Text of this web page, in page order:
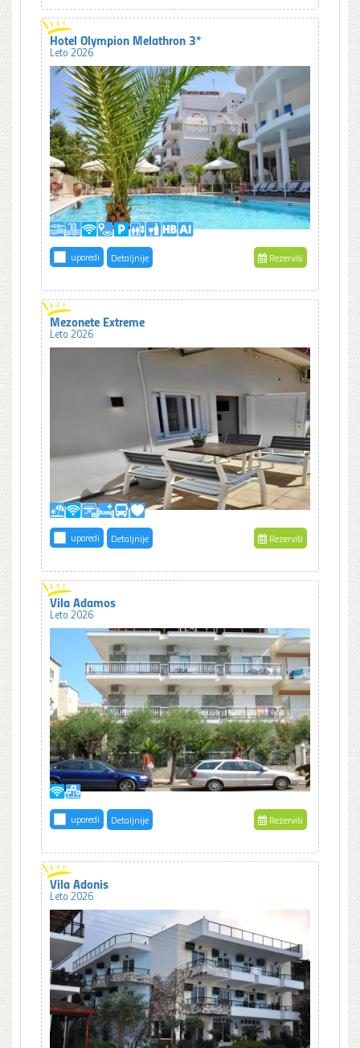
Hotel Olympion Melathron 3*
Leto 2026
uporedi Detaljnije Rezerviši
Mezonete Extreme
Leto 2026
uporedi Detaljnije Rezerviši
Vila Adamos
Leto 2026
uporedi Detaljnije Rezerviši
Vila Adonis
Leto 2026